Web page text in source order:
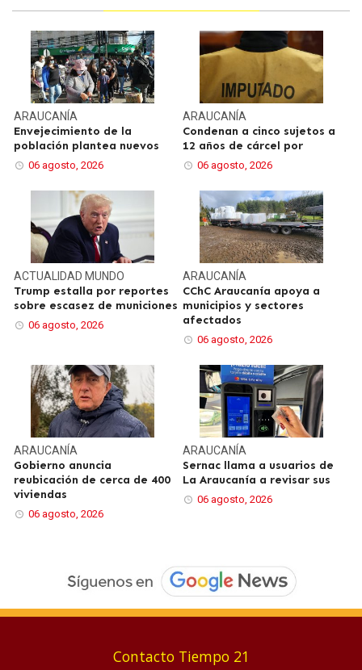
ARAUCANÍA
Envejecimiento de la
población plantea nuevos
06 agosto, 2026
ARAUCANÍA
Condenan a cinco sujetos a
12 años de cárcel por
06 agosto, 2026
ACTUALIDAD MUNDO
Trump estalla por reportes
sobre escasez de municiones
06 agosto, 2026
ARAUCANÍA
CChC Araucanía apoya a
municipios y sectores
afectados
06 agosto, 2026
ARAUCANÍA
Gobierno anuncia
reubicación de cerca de 400
viviendas
06 agosto, 2026
ARAUCANÍA
Sernac llama a usuarios de
La Araucanía a revisar sus
06 agosto, 2026
Contacto Tiempo 21